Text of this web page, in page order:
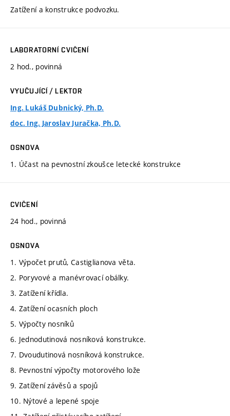
Zatížení a konstrukce podvozku.
LABORATORNÍ CVIČENÍ
2 hod., povinná
VYUČUJÍCÍ / LEKTOR
Ing. Lukáš Dubnický, Ph.D.
doc. Ing. Jaroslav Juračka, Ph.D.
OSNOVA
1. Účast na pevnostní zkoušce letecké konstrukce
CVIČENÍ
24 hod., povinná
OSNOVA
1. Výpočet prutů, Castiglianova věta.
2. Poryvové a manévrovací obálky.
3. Zatížení křídla.
4. Zatížení ocasních ploch
5. Výpočty nosníků
6. Jednodutinová nosníková konstrukce.
7. Dvoudutinová nosníková konstrukce.
8. Pevnostní výpočty motorového lože
9. Zatížení závěsů a spojů
10. Nýtové a lepené spoje